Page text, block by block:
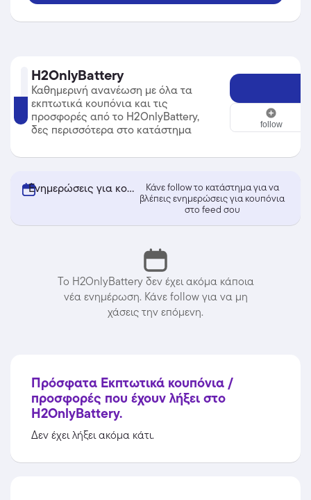
H2OnlyBattery
H2OnlyBattery
Καθημερινή ανανέωση με όλα τα
εκπτωτικά κουπόνια και τις
προσφορές από το H2OnlyBattery,
δες περισσότερα στο κατάστημα
follow
Ενημερώσεις για κουπόνια από H2OnlyBattery
Κάνε follow το κατάστημα για να
βλέπεις ενημερώσεις για κουπόνια
στο feed σου
Το H2OnlyBattery δεν έχει ακόμα κάποια
νέα ενημέρωση. Κάνε follow για να μη
χάσεις την επόμενη.
Πρόσφατα Εκπτωτικά κουπόνια /
προσφορές που έχουν λήξει στο
H2OnlyBattery.
Δεν έχει λήξει ακόμα κάτι.